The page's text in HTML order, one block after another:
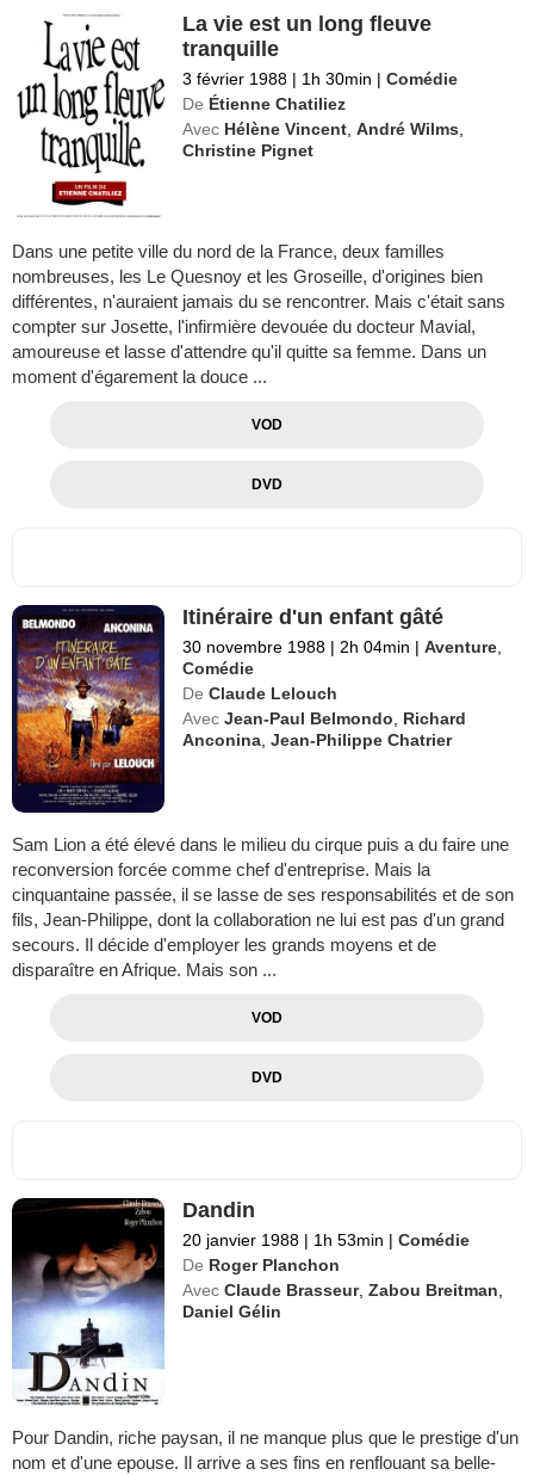
La vie est un long fleuve
tranquille
3 février 1988 | 1h 30min | Comédie
De Étienne Chatiliez
Avec Hélène Vincent ,André Wilms
Christine Pignet
Dans une petite ville du nord de la France, deux familles
nombreuses, les Le Quesnoy et les Groseille, d'origines bien
différentes, n'auraient jamais du se rencontrer. Mais c'était sans
compter sur Josette, l'infirmière devouée du docteur Mavial,
amoureuse et lasse d'attendre qu'il quitte sa femme. Dans un
moment d'égarement la douce ...
VOD
DVD
Itinéraire d'un enfant gâté
30 novembre 1988 | 2h 04min | Aventure
Comédie
De Claude Lelouch
Avec Jean-Paul Belmondo
Richard
Anconina ,Jean-Philippe Chatrier
Sam Lion a été élevé dans le milieu du cirque puis a du faire une
reconversion forcée comme chef d'entreprise. Mais la
cinquantaine passée, il se lasse de ses responsabilités et de son
fils, Jean-Philippe, dont la collaboration ne lui est pas d'un grand
secours. Il décide d'employer les grands moyens et de
disparaître en Afrique. Mais son ...
VOD
DVD
Dandin
20 janvier 1988 | 1h 53min | Comédie
De Roger Planchon
Avec Claude Brasseur,Zabou Breitman
Daniel Gélin
Pour Dandin, riche paysan, il ne manque plus que le prestige d'un
nom et d'une epouse. Il arrive a ses fins en renflouant sa belle-